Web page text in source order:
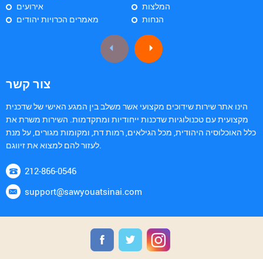
אירועים
מאמרים הכרויות יהודים
המלצות
הנחות
צור קשר
הינו אתר שירות שידוכים מקצועי אשר משלב בין המגע האישי של שדכנית
מקצועית עם טכנולוגיות שדכנות ייחודיות ומתקדמות. השירות משרת את
כלל האוכלוסיה היהודית, מכל הגילאים, רמות דת, ומקומות מגורים, על מנת
לעזור להם למצוא את זיווגם.
212-866-0546
support@sawyouatsinai.com